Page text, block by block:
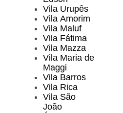
Vila Urupês
Vila Amorim
Vila Maluf
Vila Fátima
Vila Mazza
Vila Maria de
Maggi
Vila Barros
Vila Rica
Vila São
João